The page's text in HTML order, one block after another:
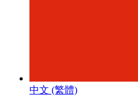
中文 (繁體)